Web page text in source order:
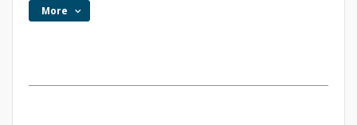
More